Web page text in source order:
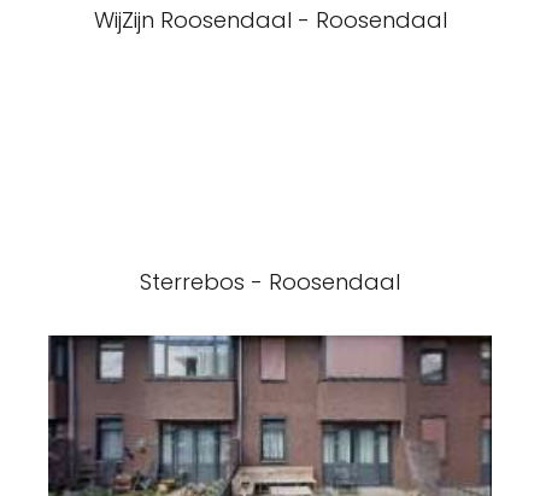
WijZijn Roosendaal - Roosendaal
Sterrebos - Roosendaal